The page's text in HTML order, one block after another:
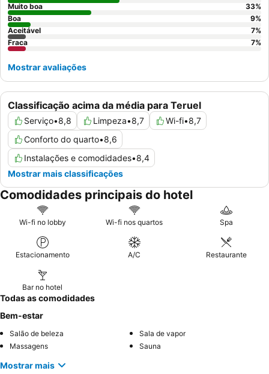
Classificação acima da média para Teruel
Serviço•8,8 Limpeza•8,7 Wi-fi•8,7
Conforto do quarto•8,6
Instalações e comodidades•8,4
Mostrar mais classificações
Muito boa
33%
Boa
9%
Aceitável
7%
Fraca
7%
Mostrar avaliações
Comodidades principais do hotel
Wi-fi no lobby Wi-fi nos quartos Spa
Estacionamento A/C Restaurante
Bar no hotel
Todas as comodidades
Bem-estar
Salão de beleza
Sala de vapor
Massagens
Sauna
Mostrar mais